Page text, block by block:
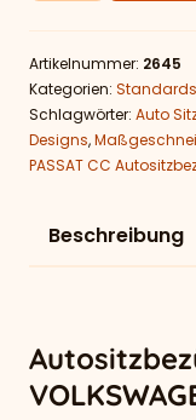
Artikelnummer: 2645
Kategorien:
Schlagwörter: Auto
Designs,
PASSAT CC
Beschreibung